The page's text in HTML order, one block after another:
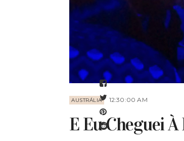
AUSTRÁLIA 12:30:00 AM
E Eu Cheguei